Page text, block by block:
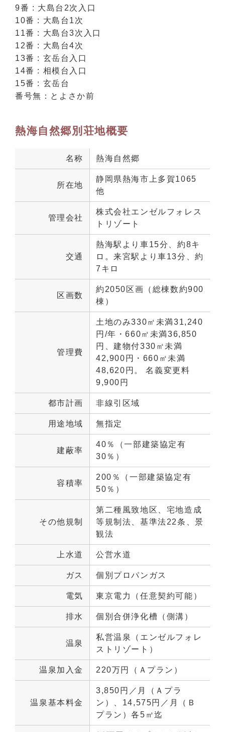
9番 : 大島台2次入口
10番 : 大島台1次
11番 : 大島台3次入口
12番 : 大島台4次
13番 : 玄岳台入口
14番 : 相模台入口
15番 : 玄岳台
番号無：とよさか前
熱海自然郷別荘地概要
名称 熱海自然郷
所在地
静岡県熱海市上多賀1065
他
管理会社
株式会社エンゼルフォレス
トリゾート
交通
熱海駅より車15分、約8キ
ロ。来宮駅より車13分、約
7キロ
区画数
約2050区画（総棟数約900
棟）
管理費
土地のみ330㎡未満31,240
円/年・660㎡未満36,850
円、建物付330㎡未満
42,900円・660㎡未満
48,620円。 名義変更料
9,900円
都市計画 非線引区域
用途地域 無指定
建蔽率
40％（一部建築協定有
30％）
容積率
200％（一部建築協定有
50％）
その他規制
第二種風致地区、宅地造成
等規制法、基準法22条、景
観法
上水道 公営水道
ガス 個別プロパンガス
電気 東京電力（任意契約可能）
排水 個別合併浄化槽（側溝）
温泉
私営温泉（エンゼルフォレ
ストリゾート）
温泉加入金 220万円（Ａプラン）
温泉基本料金
3,850円／月（Ａプラ
ン）、14,575円／月（Ｂ
プラン）各5㎥迄